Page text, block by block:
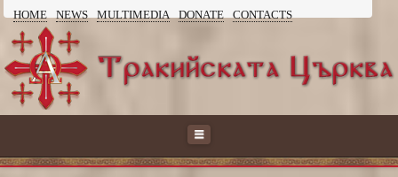
HOME NEWS MULTIMEDIA DONATE CONTACTS
ТРАКИЙСКАТА
ЦЪРКВА
Navigation